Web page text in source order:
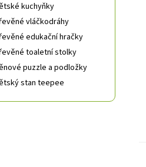
kuchyňky
vláčkodráhy
edukační hračky
toaletní stolky
puzzle a podložky
stan teepee